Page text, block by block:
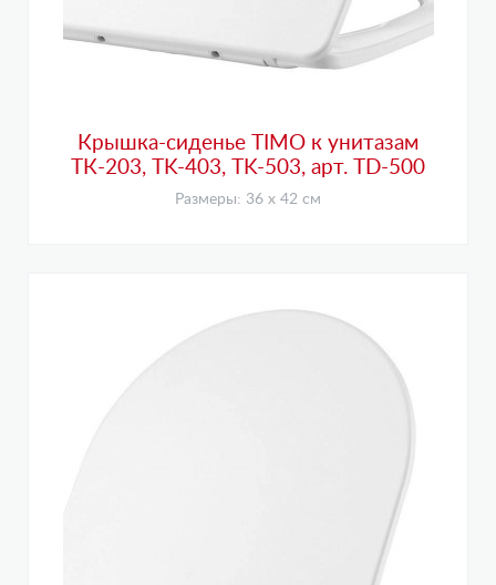
Крышка-сиденье TIMO к унитазам
ТК-203, ТK-403, ТK-503, арт. TD-500
Размеры: 36 х 42 см